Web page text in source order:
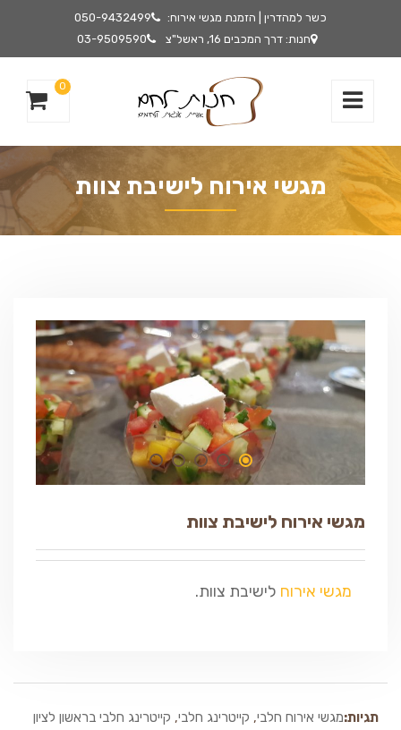
כשר למהדרין | הזמנת מגשי אירוח:
050-9432499
חנות: דרך המכבים 16, ראשל"צ
03-9509590
0
מגשי אירוח לישיבת צוות
מגשי אירוח לישיבת צוות
מגשי אירוח לישיבת צוות.
תגיות:מגשי אירוח חלבי, קייטרינג חלבי, קייטרינג חלבי בראשון לציון